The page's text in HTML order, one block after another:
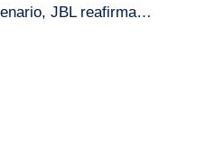
JBL reafirma…